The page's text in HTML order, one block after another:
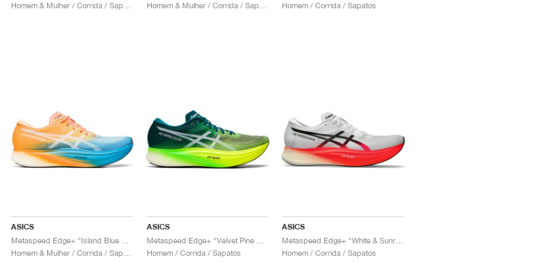
Homem / Corrida / Sapatos
ASICS ASICS
Homem / Corrida / Sapatos
ASICS
Homem / Corrida / Sapatos